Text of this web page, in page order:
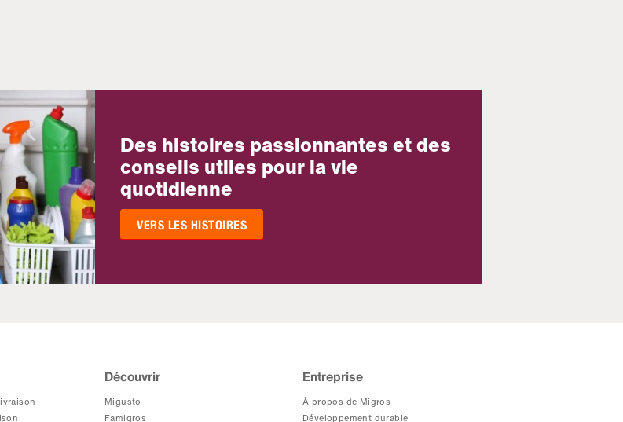
Des histoires passionnantes et des
conseils utiles pour la vie
quotidienne
VERS LES HISTOIRES
Découvrir
Migusto
Famigros
Entreprise
À propos de Migros
Développement durable